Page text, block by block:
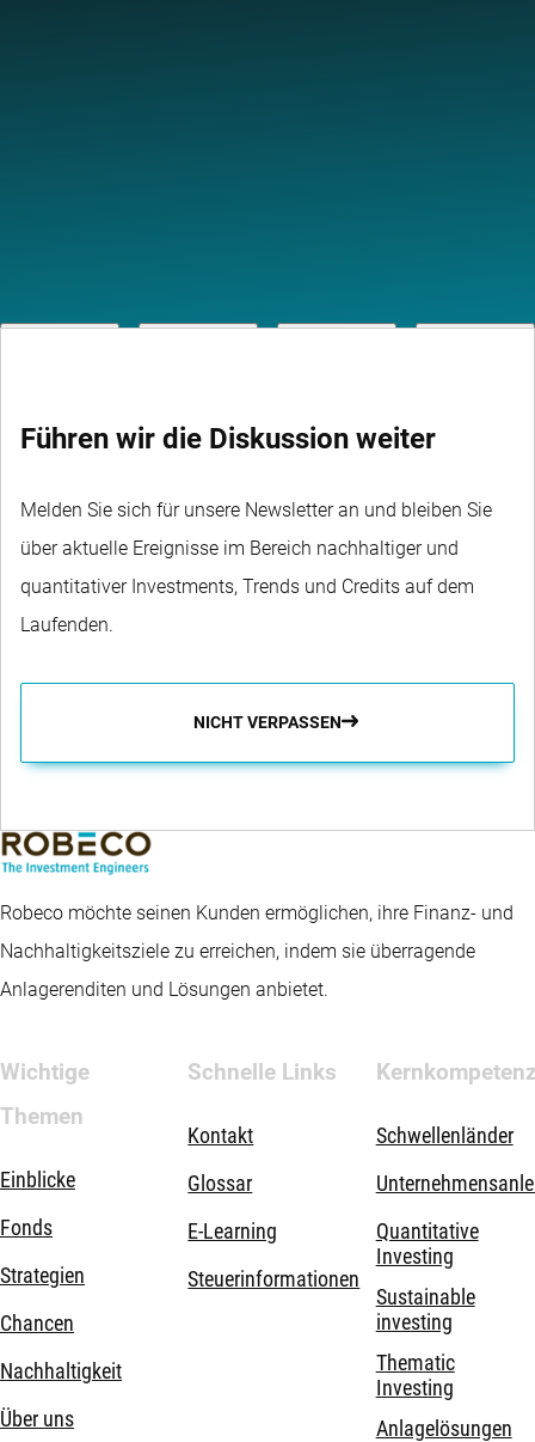
Führen wir die Diskussion weiter
Melden Sie sich für unsere Newsletter an und bleiben Sie
über aktuelle Ereignisse im Bereich nachhaltiger und
quantitativer Investments, Trends und Credits auf dem
Laufenden.
NICHT VERPASSEN
Robeco möchte seinen Kunden ermöglichen, ihre Finanz- und
Nachhaltigkeitsziele zu erreichen, indem sie überragende
Anlagerenditen und Lösungen anbietet.
Wichtige
Themen
Einblicke
Fonds
Strategien
Chancen
Nachhaltigkeit
Über uns
Schnelle Links
Kontakt
Glossar
E-Learning
Steuerinformationen
Schwellenländer
Quantitative
Investing
Sustainable
investing
Thematic
Investing
Anlagelösungen